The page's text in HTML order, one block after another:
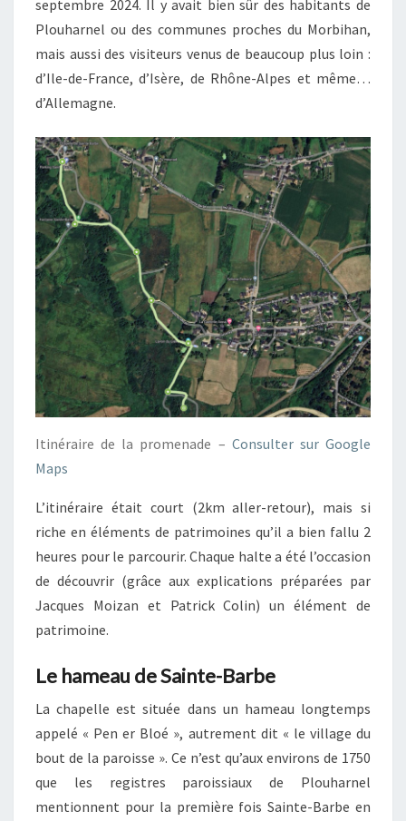
septembre 2024. Il y avait bien sûr des habitants de
Plouharnel ou des communes proches du Morbihan,
mais aussi des visiteurs venus de beaucoup plus loin :
d’Ile-de-France, d’Isère, de Rhône-Alpes et même…
d’Allemagne.
Itinéraire de la promenade – Consulter sur Google
Maps
L’itinéraire était court (2km aller-retour), mais si
riche en éléments de patrimoines qu’il a bien fallu 2
heures pour le parcourir. Chaque halte a été l’occasion
de découvrir (grâce aux explications préparées par
Jacques Moizan et Patrick Colin) un élément de
patrimoine.
Le hameau de Sainte-Barbe
La chapelle est située dans un hameau longtemps
appelé « Pen er Bloé », autrement dit « le village du
bout de la paroisse ». Ce n’est qu’aux environs de 1750
que les registres paroissiaux de Plouharnel
mentionnent pour la première fois Sainte-Barbe en